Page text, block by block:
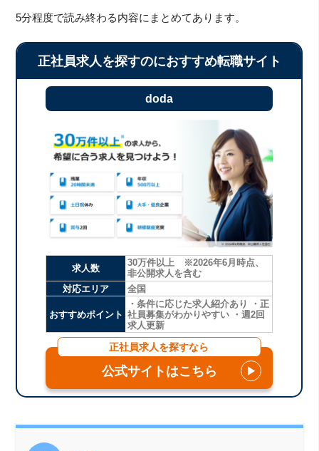
5分程度で読み終わる内容にまとめてあります。
正社員求人を探すのにおすすめ転職サイト
doda
求人数
30万件以上 ※2026年6月時点、
非公開求人を含む
対応エリア
全国
おすすめポイント
・条件に応じた求人紹介あり ・正
社員募集がわかりやすい ・週2回
求人更新
正社員求人を探すなら
公式サイトはこちら ▶